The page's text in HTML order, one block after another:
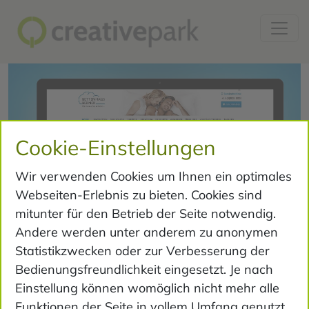
Bettenhaus Berner
Cookie-Einstellungen
Wir verwenden Cookies um Ihnen ein optimales
Webseiten-Erlebnis zu bieten. Cookies sind
mitunter für den Betrieb der Seite notwendig.
Andere werden unter anderem zu anonymen
Statistikzwecken oder zur Verbesserung der
Bedienungsfreundlichkeit eingesetzt. Je nach
Einstellung können womöglich nicht mehr alle